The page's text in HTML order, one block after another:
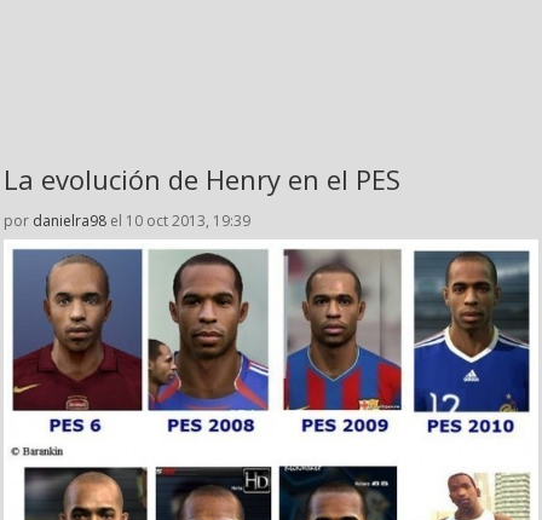
La evolución de Henry en el PES
por danielra98 el 10 oct 2013, 19:39